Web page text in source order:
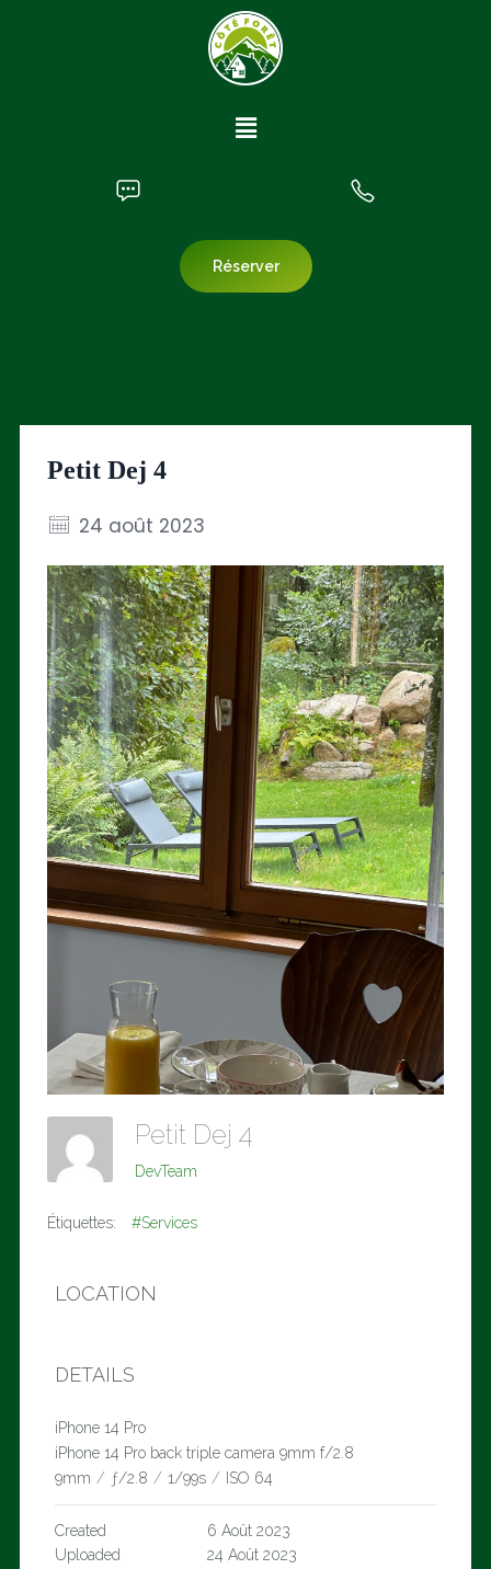
Réserver
Petit Dej 4
24 août 2023
Petit Dej 4
DevTeam
Étiquettes: #Services
LOCATION
DETAILS
iPhone 14 Pro
iPhone 14 Pro back triple camera 9mm f/2.8
9mm / ƒ/2.8 / 1/99s / ISO 64
Created
6 Août 2023
Uploaded
24 Août 2023